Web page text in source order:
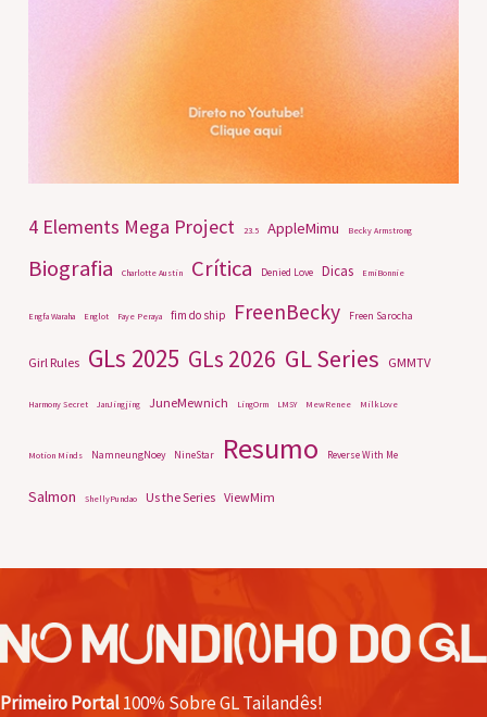
4 Elements Mega Project 23.5 AppleMimu Becky Armstrong
Biografia Charlotte Austin Crítica Denied Love Dicas EmiBonnie
Engfa Waraha Englot Faye Peraya fim do ship FreenBecky Freen Sarocha
Girl Rules GLs 2025 GLs 2026 GL Series GMMTV
Harmony Secret JanJingjing JuneMewnich LingOrm LMSY MewRenee MilkLove
Motion Minds NamneungNoey NineStar Resumo Reverse With Me
Salmon ShellyPundao Us the Series ViewMim
Primeiro Portal100% Sobre GL Tailandês!